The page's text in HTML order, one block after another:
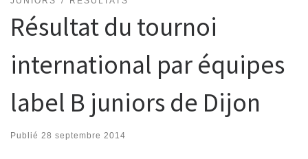
Résultat du tournoi
international par équipes
label B juniors de Dijon
Publié 28 septembre 2014